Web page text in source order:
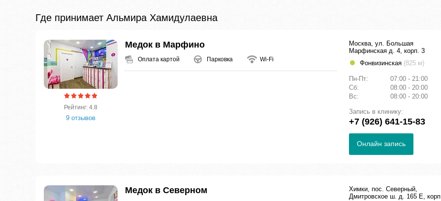
Где принимает Альмира Хамидулаевна
Рейтинг: 4.8
9 отзывов
Медок в Марфино
Оплата картой Парковка Wi-Fi
Москва, ул. Большая
Марфинская д. 4, корп. 3
Фонвизинская (825 м)
Пн-Пт:
07:00 - 21:00
Сб:
08:00 - 20:00
Вс:
08:00 - 20:00
Запись в клинику:
+7 (926) 641-15-83
Онлайн запись
Медок в Северном
Химки, пос. Северный,
Дмитровское ш. д. 165 Е,